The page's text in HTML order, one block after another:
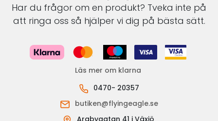
Har du frågor om en produkt? Tveka inte på
att ringa oss så hjälper vi dig på bästa sätt.
Läs mer om klarna
0470- 20357
butiken@flyingeagle.se
Arabygatan 41 i Växjö